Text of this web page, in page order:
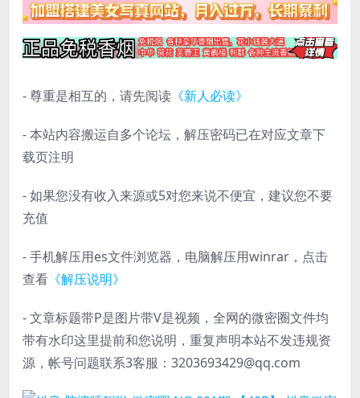
- 尊重是相互的，请先阅读 《新人必读》
- 本站内容搬运自多个论坛，解压密码已在对应文章下
载页注明
- 如果您没有收入来源或5对您来说不便宜，建议您不要
充值
- 手机解压用es文件浏览器，电脑解压用winrar，点击
查看 《解压说明》
- 文章标题带P是图片带V是视频，全网的微密圈文件均
带有水印这里提前和您说明，重复声明本站不发违规资
源，帐号问题联系3客服：3203693429@qq.com